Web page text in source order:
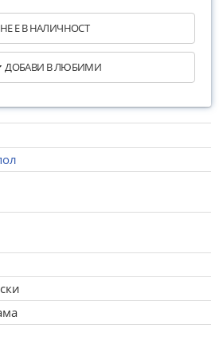
НЕ Е В НАЛИЧНОСТ
ДОБАВИ В ЛЮБИМИ